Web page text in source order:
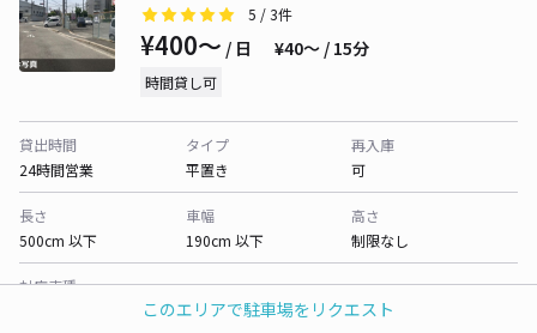
このエリアで駐車場をリクエスト
5 / 3件
¥400〜 / 日 ¥40〜 / 15分
時間貸し可
貸出時間
24時間営業
タイプ
平置き
再入庫
可
長さ
500cm 以下
車幅
190cm 以下
高さ
制限なし
対応車種
軽自動車コンパクトカー中型車ワンボックス 大型車・SUV